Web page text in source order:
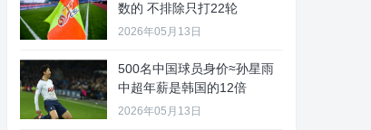
数的 不排除只打22轮
2026年05月13日
500名中国球员身价≈孙星雨
中超年薪是韩国的12倍
2026年05月13日